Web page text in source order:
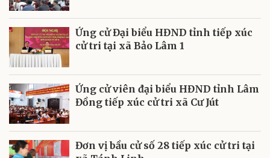
Ứng cử Đại biểu HĐND tỉnh tiếp xúc
cử tri tại xã Bảo Lâm 1
Ứng cử viên đại biểu HĐND tỉnh Lâm
Đồng tiếp xúc cử tri xã Cư Jút
Đơn vị bầu cử số 28 tiếp xúc cử tri tại